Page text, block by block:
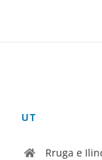
UT
Rruga e